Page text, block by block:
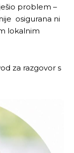
problem –
osigurana ni
lokalnim
za razgovor s